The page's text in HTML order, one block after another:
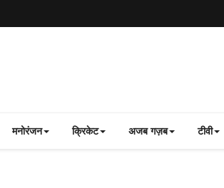
मनोरंजन क्रिकेट अजब गज़ब टीवी